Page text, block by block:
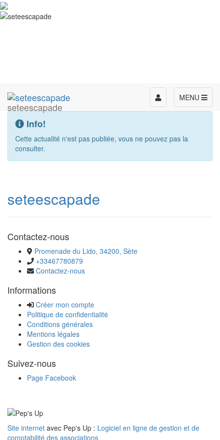
seteescapade
MENU
Toggle
navigation
Info!
Cette actualité n'est pas publiée, vous ne pouvez pas la
consulter.
seteescapade
Contactez-nous
Promenade du Lido, 34200, Sète
+33467780879
Contactez-nous
Informations
Créer mon compte
Politique de confidentialité
Conditions générales
Mentions légales
Gestion des cookies
Suivez-nous
Page Facebook
Site internet avec Pep's Up : Logiciel en ligne de gestion et de
comptabilité des associations